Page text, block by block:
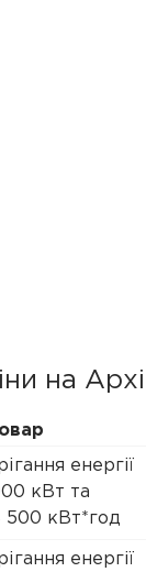
на
енергії
кВт та
500 кВт*год
енергії